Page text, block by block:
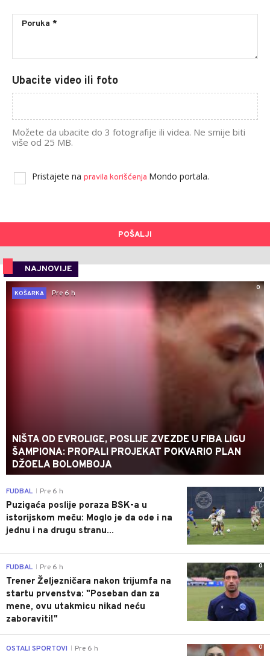
Ubacite video ili foto
Možete da ubacite do 3 fotografije ili videa. Ne smije biti
više od 25 MB.
Pristajete na pravila korišćenja Mondo portala.
POŠALJI
NAJNOVIJE
0
KOŠARKA
Pre 6 h
NIŠTA OD EVROLIGE, POSLIJE ZVEZDE U FIBA LIGU
ŠAMPIONA: PROPALI PROJEKAT POKVARIO PLAN
DŽOELA BOLOMBOJA
0
FUDBAL Pre 6 h
Puzigaća poslije poraza BSK-a u
istorijskom meču: Moglo je da ode i na
jednu i na drugu stranu...
0
FUDBAL Pre 6 h
Trener Željezničara nakon trijumfa na
startu prvenstva: "Poseban dan za
mene, ovu utakmicu nikad neću
zaboraviti!"
0
OSTALI SPORTOVI Pre 6 h